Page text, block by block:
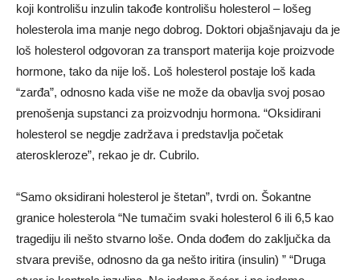
koji kontrolišu inzulin takođe kontrolišu holesterol – lošeg
holesterola ima manje nego dobrog. Doktori objašnjavaju da je
loš holesterol odgovoran za transport materija koje proizvode
hormone, tako da nije loš. Loš holesterol postaje loš kada
“zarđa”, odnosno kada više ne može da obavlja svoj posao
prenošenja supstanci za proizvodnju hormona. “Oksidirani
holesterol se negdje zadržava i predstavlja početak
ateroskleroze”, rekao je dr. Cubrilo.
“Samo oksidirani holesterol je štetan”, tvrdi on. Šokantne
granice holesterola “Ne tumačim svaki holesterol 6 ili 6,5 kao
tragediju ili nešto stvarno loše. Onda dođem do zaključka da
stvara previše, odnosno da ga nešto iritira (insulin) ” “Druga